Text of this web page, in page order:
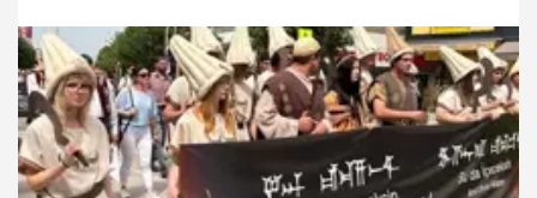
24.07.2026 Vatan TV